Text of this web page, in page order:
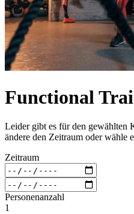
Functional
Leider gibt es für den gewählten
ändere den Zeitraum oder wähle
Zeitraum
Personenanzahl
1